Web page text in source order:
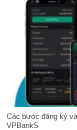
Các bước đăng ký
VPBankS